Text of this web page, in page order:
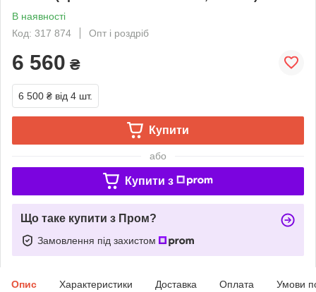
В наявності
Код: 317 874
Опт і роздріб
6 560 ₴
6 500 ₴ від 4 шт.
Купити
або
Купити з
Що таке купити з Пром?
Замовлення під захистом
Опис Характеристики Доставка Оплата Умови